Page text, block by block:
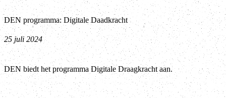
DEN programma: Digitale Daadkracht
25 juli 2024
DEN biedt het programma Digitale Draagkracht aan.